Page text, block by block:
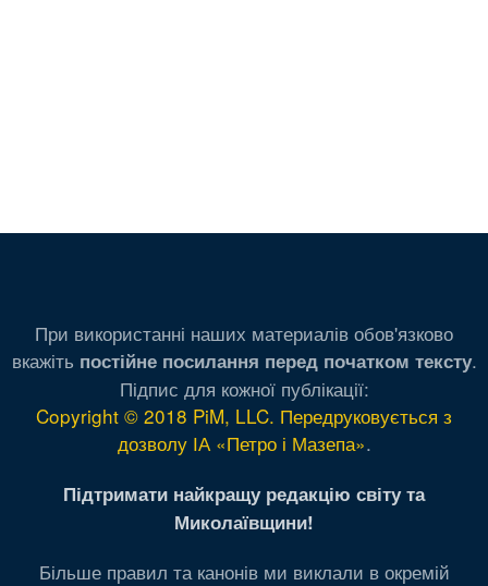
При використанні наших материалів обов'язково
вкажіть постійне посилання перед початком тексту.
Підпис для кожної публікації:
Copyright © 2018 PiM, LLC. Передруковується з
дозволу ІА «Петро і Мазепа».
Підтримати найкращу редакцію світу та
Миколаївщини!
Більше правил та канонів ми виклали в окремій